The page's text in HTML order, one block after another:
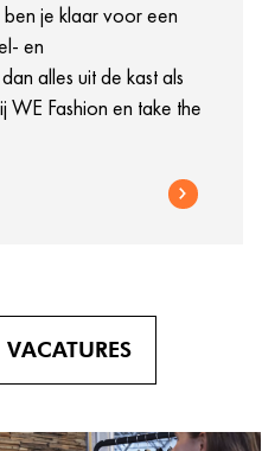
ben je klaar voor een
en
alles uit de kast als
WE Fashion en take the